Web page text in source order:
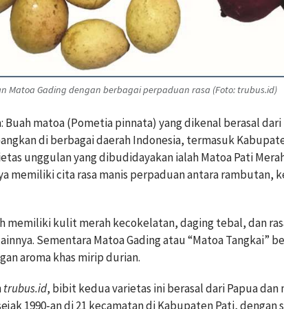
Matoa Gading dengan berbagai perpaduan rasa (Foto: trubus.id)
Buah matoa (Pometia pinnata) yang dikenal berasal
di berbagai daerah Indonesia, termasuk
unggulan yang dibudidayakan ialah Matoa Pati
memiliki cita rasa manis perpaduan antara rambutan,
memiliki kulit merah kecokelatan, daging tebal, dan
Sementara Matoa Gading atau “Matoa Tangkai”
aroma khas mirip durian.
trubus.id, bibit kedua varietas ini berasal dari Papua dan
1990-an di 21 kecamatan di Kabupaten Pati, dengan